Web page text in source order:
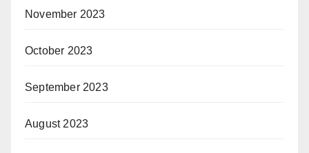
November 2023
October 2023
September 2023
August 2023